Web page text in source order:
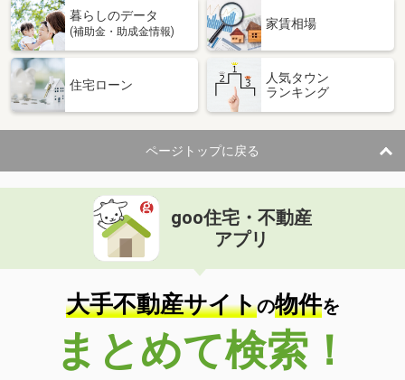
暮らしのデータ
(補助金・助成金情報)
家賃相場
住宅ローン
人気タウン
ランキング
ページトップに戻る
goo住宅・不動産
アプリ
大手不動産サイトの物件を
まとめて検索！